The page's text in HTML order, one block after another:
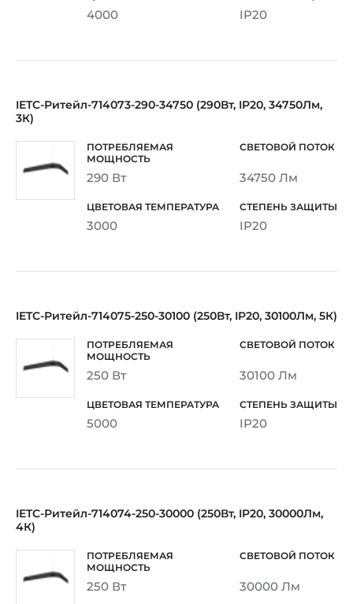
4000 IP20
IETC-Ритейл-714073-290-34750 (290Вт, IP20, 34750Лм,
3К)
290 Вт 34750 Лм
3000 IP20
IETC-Ритейл-714075-250-30100 (250Вт, IP20, 30100Лм, 5К)
250 Вт 30100 Лм
5000 IP20
IETC-Ритейл-714074-250-30000 (250Вт, IP20, 30000Лм,
4К)
250 Вт 30000 Лм